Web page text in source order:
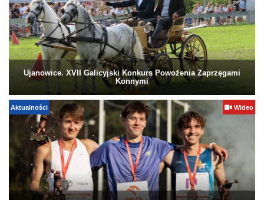
Ujanowice. XVII Galicyjski Konkurs Powożenia Zaprzęgami
Konnymi
Aktualności Wideo